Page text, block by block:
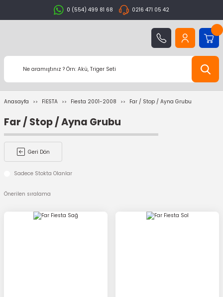
0 (554) 499 81 68 0216 471 05 42
Anasayfa FİESTA Fiesta 2001-2008 Far / Stop / Ayna Grubu
Far / Stop / Ayna Grubu
Geri Dön
Sadece Stokta Olanlar